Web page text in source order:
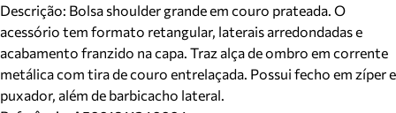
Descrição: Bolsa shoulder grande em couro prateada. O
acessório tem formato retangular, laterais arredondadas e
acabamento franzido na capa. Traz alça de ombro em corrente
metálica com tira de couro entrelaçada. Possui fecho em zíper e
puxador, além de barbicacho lateral.